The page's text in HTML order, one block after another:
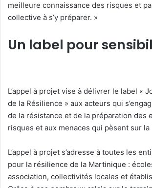
meilleure connaissance des risques et
collective à s’y préparer. »
Un label pour
L’appel à projet vise à délivrer le label «
de la Résilience » aux acteurs qui
de la résistance et de la préparation des
risques et aux menaces qui pèsent sur
L’appel à projet s’adresse à toutes les
pour la résilience de la Martinique :
association, collectivités locales et